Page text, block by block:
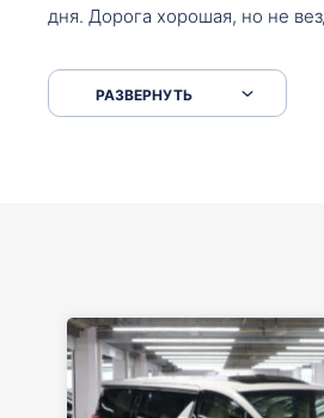
дня. Дорога хорошая, но не
серпантинах по пути
РАЗВЕРНУТЬ